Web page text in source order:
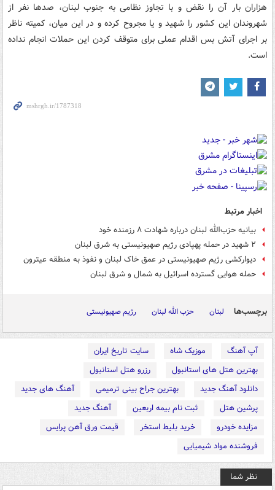
هزاران بار آن را نقض و با تجاوز نظامی به جنوب لبنان، صدها نفر از
شهروندان این کشور را شهید و یا مجروح کرده و در این میان، کمیته ناظر
بر اجرای آتش بس اقدام عملی برای متوقف کردن این حملات انجام نداده
است.
اخبار مرتبط
بیانیه حزب‌الله لبنان درباره شهادت ۸ رزمنده خود
۲ شهید در حمله پهپادی رژیم صهیونیستی به شرق لبنان
دیوارکشی رژیم صهیونیستی در عمق خاک لبنان و نفوذ به منطقه عیترون
حمله هوایی گسترده اسرائیل به شمال و شرق لبنان
برچسب‌ها لبنان حزب الله لبنان رژیم صهیونیستی
آپ آهنگ موزیک شاه
سایت تاریخ ایران
بهترین هتل های استانبول
رزرو هتل استانبول
دانلود آهنگ جدید
بهترین جراح بینی ترمیمی
آهنگ های جدید
پرشین هتل
ثبت نام بیمه اربعین
آهنگ جدید
مزایده خودرو
خرید بلیط استخر
قیمت ورق آهن پرایس
فروشنده مواد شیمیایی
نظر شما